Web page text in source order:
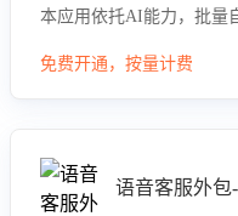
本应用依托AI能力，批量
向，深度洞察决策动因。
免费开通，按量计费
语音客服外包